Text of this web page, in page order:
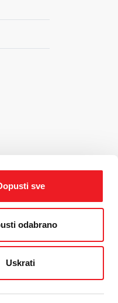
sve
odabrano
Uskrati
IDEA LAB